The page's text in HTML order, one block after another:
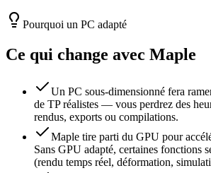
Pourquoi un PC adapté
Ce qui change avec Maple
Un PC sous-dimensionné fera
de TP réalistes — vous perdrez des
rendus, exports ou compilations.
Maple tire parti du GPU pour
Sans GPU adapté, certaines fonctions
(rendu temps réel, déformation,